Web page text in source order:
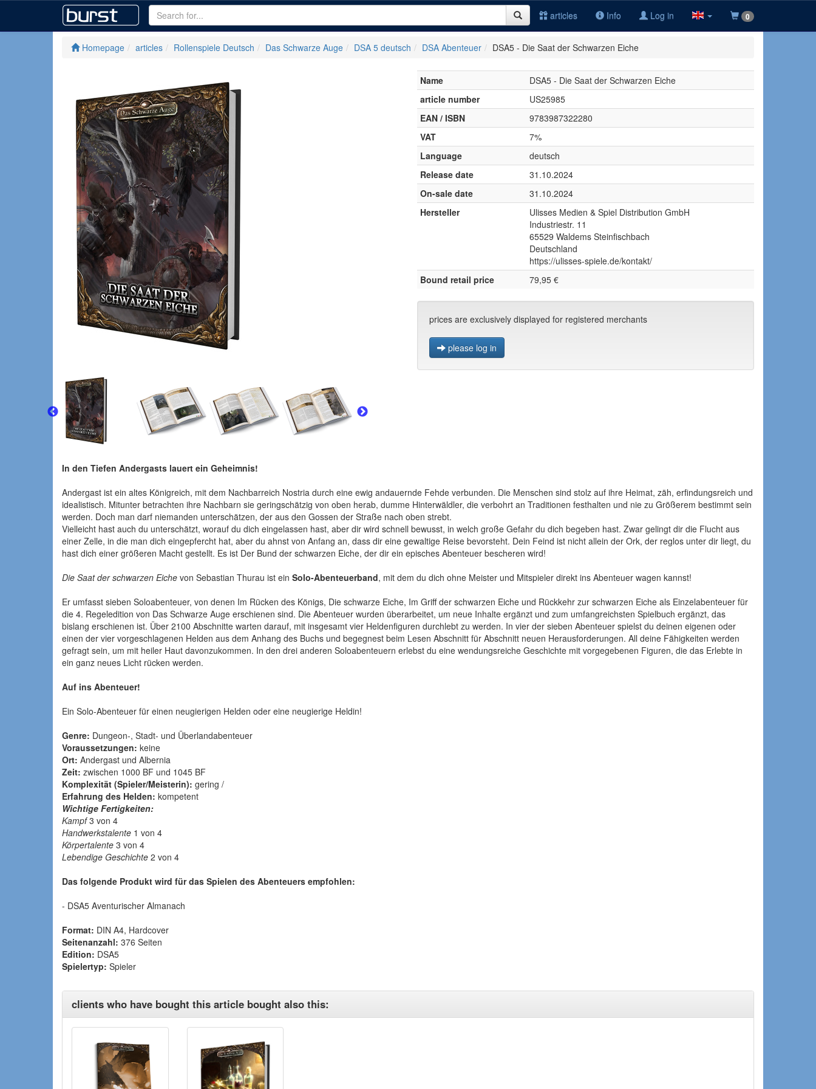
articles Info Log in 0
Homepage articles Rollenspiele Deutsch Das Schwarze Auge DSA 5 deutsch DSA Abenteuer DSA5 - Die Saat der Schwarzen Eiche
Name
DSA5 - Die Saat der Schwarzen Eiche
article number
US25985
EAN / ISBN
9783987322280
VAT
7%
Language
deutsch
Release date
31.10.2024
On-sale date
31.10.2024
Hersteller
Ulisses Medien & Spiel Distribution GmbH
Industriestr. 11
65529 Waldems Steinfischbach
Deutschland
https://ulisses-spiele.de/kontakt/
Bound retail price
79,95 €
prices are exclusively displayed for registered merchants
please log in
In den Tiefen Andergasts lauert ein Geheimnis!
Andergast ist ein altes Königreich, mit dem Nachbarreich Nostria durch eine ewig andauernde Fehde verbunden. Die Menschen sind stolz auf ihre Heimat, zäh, erfindungsreich und
idealistisch. Mitunter betrachten ihre Nachbarn sie geringschätzig von oben herab, dumme Hinterwäldler, die verbohrt an Traditionen festhalten und nie zu Größerem bestimmt sein
werden. Doch man darf niemanden unterschätzen, der aus den Gossen der Straße nach oben strebt.
Vielleicht hast auch du unterschätzt, worauf du dich eingelassen hast, aber dir wird schnell bewusst, in welch große Gefahr du dich begeben hast. Zwar gelingt dir die Flucht aus
einer Zelle, in die man dich eingepfercht hat, aber du ahnst von Anfang an, dass dir eine gewaltige Reise bevorsteht. Dein Feind ist nicht allein der Ork, der reglos unter dir liegt, du
hast dich einer größeren Macht gestellt. Es ist Der Bund der schwarzen Eiche, der dir ein episches Abenteuer bescheren wird!
Die Saat der schwarzen Eiche von Sebastian Thurau ist ein Solo-Abenteuerband, mit dem du dich ohne Meister und Mitspieler direkt ins Abenteuer wagen kannst!
Er umfasst sieben Soloabenteuer, von denen Im Rücken des Königs, Die schwarze Eiche, Im Griff der schwarzen Eiche und Rückkehr zur schwarzen Eiche als Einzelabenteuer für
die 4. Regeledition von Das Schwarze Auge erschienen sind. Die Abenteuer wurden überarbeitet, um neue Inhalte ergänzt und zum umfangreichsten Spielbuch ergänzt, das
bislang erschienen ist. Über 2100 Abschnitte warten darauf, mit insgesamt vier Heldenfiguren durchlebt zu werden. In vier der sieben Abenteuer spielst du deinen eigenen oder
einen der vier vorgeschlagenen Helden aus dem Anhang des Buchs und begegnest beim Lesen Abschnitt für Abschnitt neuen Herausforderungen. All deine Fähigkeiten werden
gefragt sein, um mit heiler Haut davonzukommen. In den drei anderen Soloabenteuern erlebst du eine wendungsreiche Geschichte mit vorgegebenen Figuren, die das Erlebte in
ein ganz neues Licht rücken werden.
Auf ins Abenteuer!
Ein Solo-Abenteuer für einen neugierigen Helden oder eine neugierige Heldin!
Genre: Dungeon-, Stadt- und Überlandabenteuer
Voraussetzungen: keine
Ort: Andergast und Albernia
Zeit: zwischen 1000 BF und 1045 BF
Komplexität (Spieler/Meisterin): gering /
Erfahrung des Helden: kompetent
Wichtige Fertigkeiten:
Kampf3 von 4
Handwerkstalente 1 von 4
Körpertalente 3 von 4
Lebendige Geschichte 2 von 4
Das folgende Produkt wird für das Spielen des Abenteuers empfohlen:
- DSA5 Aventurischer Almanach
Format: DIN A4, Hardcover
Seitenanzahl: 376 Seiten
Edition: DSA5
Spielertyp: Spieler
clients who have bought this article bought also this: